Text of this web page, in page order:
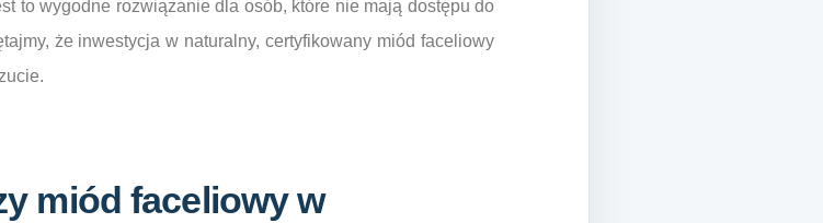
to wygodne rozwiązanie dla osób, które nie mają dostępu do
że inwestycja w naturalny, certyfikowany miód faceliowy
miód faceliowy w